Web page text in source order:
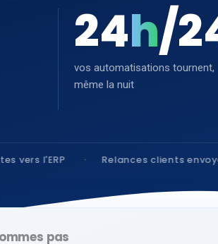
24h/
vos automatisations tournent,
même la nuit
Relances clients envoyées
pas